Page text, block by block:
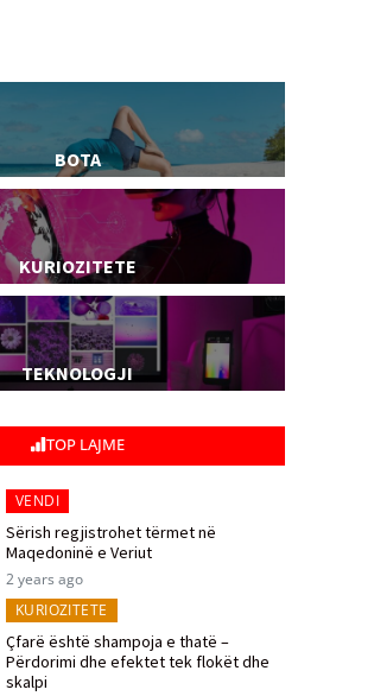
BOTA
KURIOZITETE
TEKNOLOGJI
TOP LAJME
VENDI
Sërish regjistrohet tërmet në
Maqedoninë e Veriut
2 years ago
KURIOZITETE
Çfarë është shampoja e thatë –
Përdorimi dhe efektet tek flokët dhe
skalpi